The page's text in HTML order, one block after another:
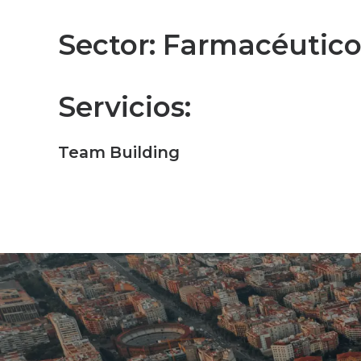
Sector: Farmacéutico
Servicios:
Team Building